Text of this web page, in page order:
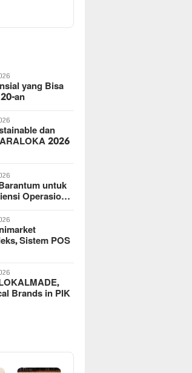
yang Bisa
an
dan
2026
untuk
Operasio…
Sistem POS
Brands in PIK